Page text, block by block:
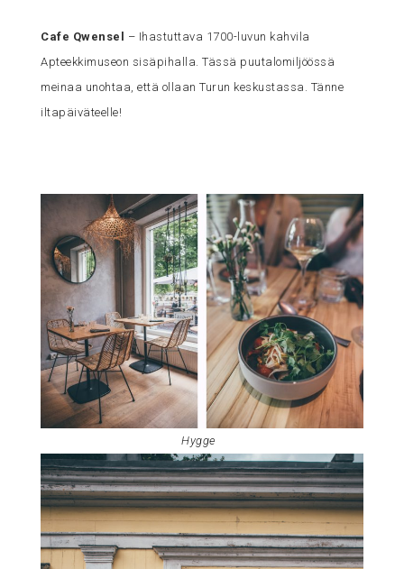
Cafe Qwensel
– Ihastuttava 1700-luvun kahvila
Apteekkimuseon sisäpihalla. Tässä puutalomiljöössä
meinaa unohtaa, että ollaan Turun keskustassa. Tänne
iltapäiväteelle!
Hygge